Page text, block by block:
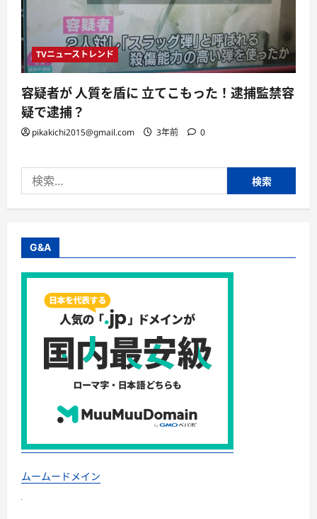
TVニューストレンド
容疑者が 人質を盾に 立てこもった！逮捕監禁容
疑で逮捕？
pikakichi2015@gmail.com 3年前 0
索:
G&A
ムームードメイン